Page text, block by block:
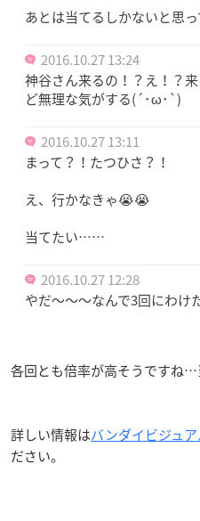
あとは当てるしかないと思っ
2016.10.27 13:24
神谷さん来るの！？え！？
ど無理な気がする(´･ω･`)
2016.10.27 13:11
まって？！たつひさ？！
え、行かなきゃ😭😭
当てたい……
2016.10.27 12:28
やだ〜〜〜なんで3回にわけ
各回とも倍率が高そうですね
詳しい情報はバンダイビジュ
ださい。